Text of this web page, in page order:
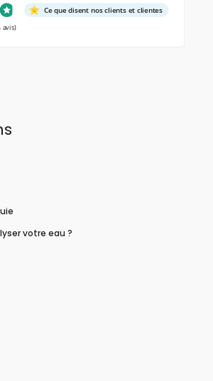
Ce que disent nos clients et clientes
avis)
votre eau ?